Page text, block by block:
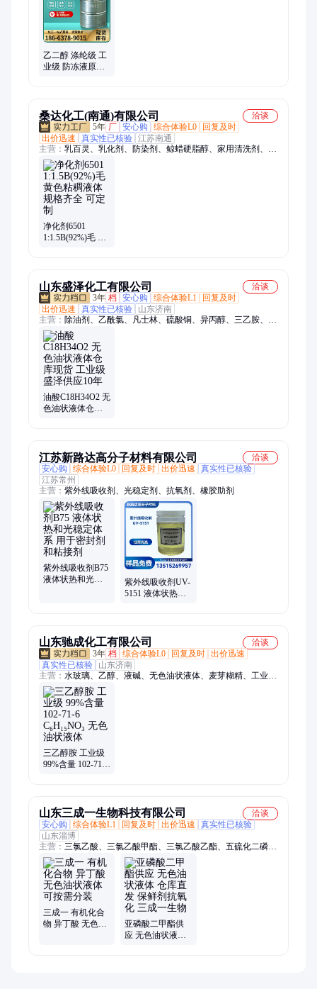
乙二醇 涤纶级 工
业级 防冻液原液
桑达化工(南通)有限公司
洽谈
5年 厂 安心购 综合体验L0
回复及时
出价迅速
真实性已核验 江苏南通
主营： 乳百灵、乳化剂、防染剂、鲸蜡硬脂醇、家用清洗剂、聚
氧乙烯醚、十六十八醇聚醚、渗透剂、清洗剂、金属加工清洁
剂、金属加工消泡剂、金属加工柔软剂、金属加工业防锈剂、金
属冷却剂、机械净洗剂、造纸乳化剂、造纸助剂、纸张柔软剂、
金属成型润滑剂、金属加工业保湿剂、金属增溶剂、电镀光亮
剂、三乙醇胺油酸皂、乳化剂OP-10、酚醚磷酸酯
净化剂6501
1:1.5B(92%)毛 黄
山东盛泽化工有限公司
洽谈
3年 档 安心购 综合体验L1
回复及时
出价迅速
真实性已核验
山东济南
主营： 除油剂、乙酰氯、凡士林、硫酸铜、异丙醇、三乙胺、漂
白粉、丙烯酸、硬脂酸、制冷剂、石油醚、清洗剂、铭酸酐、脱
硝剂、二氯甲烷、涂料油墨、正丁酰氯、盐酸羟胺、印染助剂、
四氢呋喃、环氧丙烷、偏硅酸钠、过硫酸钠、氢氧化钾、橡胶助
剂
油酸C18H34O2 无
色油状液体仓库
江苏新路达高分子材料有限公司
洽谈
安心购
综合体验L0 回复及时 出价迅速
真实性已核验
江苏常州
主营： 紫外线吸收剂、光稳定剂、抗氧剂、橡胶助剂
紫外线吸收剂B75
液体状热和光稳
紫外线吸收剂UV-
5151 液体状热和
山东驰成化工有限公司
洽谈
3年 档 综合体验L0 回复及时 出价迅速
真实性已核验
山东济南
主营： 水玻璃、乙醇、液碱、无色油状液体、麦芽糊精、工业
盐、甲醇、次氯酸钠、磷酸氢钙、亚硝酸钠、二甲苯、乙二醇乙
醚醋酸酯、片碱、小苏打、环己酮、氟硅酸钠、氨水、异丙醇、
二氯甲烷、草酸、纯碱、葡萄糖、氯化钙、聚合硫酸铁、硼砂
三乙醇胺 工业级
99%含量 102-71-6
山东三成一生物科技有限公司
洽谈
安心购
综合体验L1 回复及时 出价迅速
真实性已核验
山东淄博
主营： 三氯乙酸、三氯乙酸甲酯、三氯乙酸乙酯、五硫化二磷、
异丁酰氯、四丁基溴化铵、2-氯丙酸、2-氯丙酸乙酯、2-氯丙酸
甲酯、偏铝酸钠、亚磷酸、磷酸三乙酯、磷酸三丁酯、磷酸三辛
酯
三成一 有机化合
物 异丁酸 无色油
亚磷酸二甲酯供
应 无色油状液体